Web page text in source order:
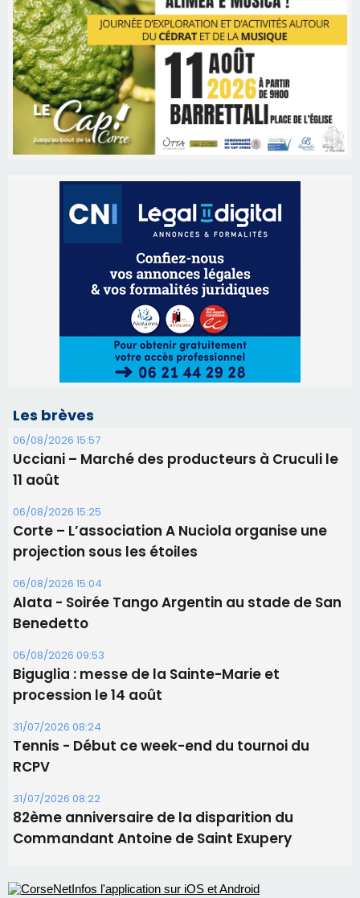
Les brèves
Ucciani – Marché des producteurs à Cruculi le
Corte – L’association A Nuciola organise une
projection sous les étoiles
Alata - Soirée Tango Argentin au stade de San
Benedetto
05/08/2026 09:53
Biguglia : messe de la Sainte-Marie et
procession le 14 août
31/07/2026 08:24
Tennis - Début ce week-end du tournoi du
RCPV
31/07/2026 08:22
82ème anniversaire de la disparition du
Commandant Antoine de Saint Exupery
Les plus lus
Satine Nomary est la nouvelle Miss Corse 2026
d'un spectacle qui ne reviendra pas avant 2081
Bastia – Le festival Porto Latino évacué en urgence
avant le concert de Mosimann
consommation en recul dans les restaurants